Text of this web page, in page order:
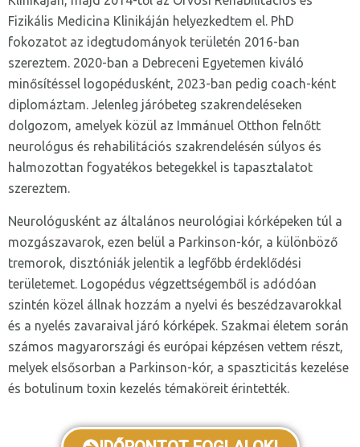
Fizikális Medicina Klinikáján helyezkedtem el. PhD
fokozatot az idegtudományok területén 2016-ban
szereztem. 2020-ban a Debreceni Egyetemen kiváló
minősítéssel logopédusként, 2023-ban pedig coach-ként
diplomáztam. Jelenleg járóbeteg szakrendeléseken
dolgozom, amelyek közül az Immánuel Otthon felnőtt
neurológus és rehabilitációs szakrendelésén súlyos és
halmozottan fogyatékos betegekkel is tapasztalatot
szereztem.
Neurológusként az általános neurológiai kórképeken túl a
mozgászavarok, ezen belül a Parkinson-kór, a különböző
tremorok, disztóniák jelentik a legfőbb érdeklődési
területemet. Logopédus végzettségemből is adódóan
szintén közel állnak hozzám a nyelvi és beszédzavarokkal
és a nyelés zavaraival járó kórképek. Szakmai életem során
számos magyarországi és európai képzésen vettem részt,
melyek elsősorban a Parkinson-kór, a spaszticitás kezelése
és botulinum toxin kezelés témaköreit érintették.